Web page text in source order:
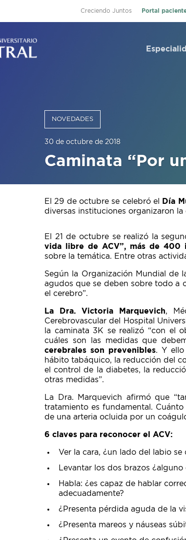
Creciendo Juntos Portal
NOVEDADES
30 de octubre de 2018
Caminata “Por
El 29 de octubre se celebró el Día
diversas instituciones organizaron
El 21 de octubre se realizó la
vida libre de ACV”, más de 400
sobre la temática. Entre otras
Según la Organización Mundial de
agudos que se deben sobre todo a
el cerebro”.
La Dra. Victoria Marquevich,
Cerebrovascular del Hospital
la caminata 3K se realizó “con el
cuáles son las medidas que
cerebrales son prevenibles. Y ello
hábito tabáquico, la reducción del
el control de la diabetes, la
otras medidas”.
La Dra. Marquevich afirmó que
tratamiento es fundamental.
de una arteria ocluida por un
6 claves para reconocer el ACV:
Ver la cara, ¿un lado del labio se
Levantar los dos brazos
Habla: ¿es capaz de hablar
adecuadamente?
¿Presenta pérdida aguda de la
¿Presenta mareos y náuseas